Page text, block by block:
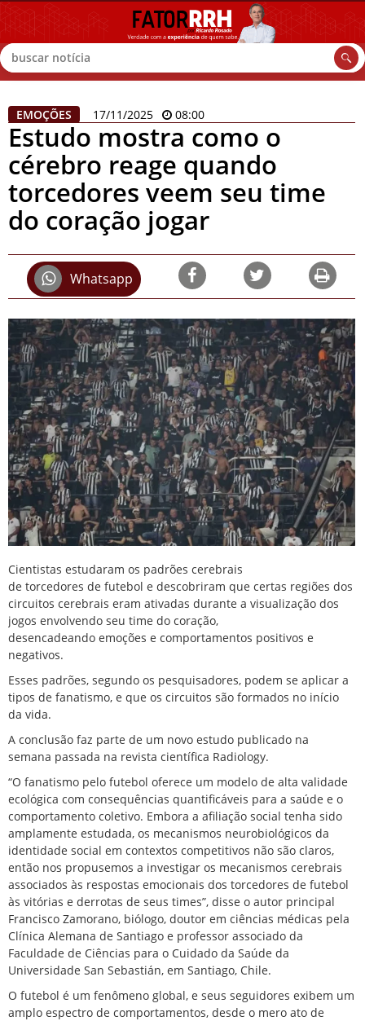
Buscar
EMOÇÕES 17/11/2025 08:00
Estudo mostra como o
cérebro reage quando
torcedores veem seu time
do coração jogar
Whatsapp
Cientistas estudaram os padrões cerebrais
de torcedores de futebol e descobriram que certas regiões dos
circuitos cerebrais eram ativadas durante a visualização dos
jogos envolvendo seu time do coração,
desencadeando emoções e comportamentos positivos e
negativos.
Esses padrões, segundo os pesquisadores, podem se aplicar a
tipos de fanatismo, e que os circuitos são formados no início
da vida.
A conclusão faz parte de um novo estudo publicado na
semana passada na revista científica Radiology.
“O fanatismo pelo futebol oferece um modelo de alta validade
ecológica com consequências quantificáveis ​​para a saúde e o
comportamento coletivo. Embora a afiliação social tenha sido
amplamente estudada, os mecanismos neurobiológicos da
identidade social em contextos competitivos não são claros,
então nos propusemos a investigar os mecanismos cerebrais
associados às respostas emocionais dos torcedores de futebol
às vitórias e derrotas de seus times”, disse o autor principal
Francisco Zamorano, biólogo, doutor em ciências médicas pela
Clínica Alemana de Santiago e professor associado da
Faculdade de Ciências para o Cuidado da Saúde da
Universidade San Sebastián, em Santiago, Chile.
O futebol é um fenômeno global, e seus seguidores exibem um
amplo espectro de comportamentos, desde o mero ato de